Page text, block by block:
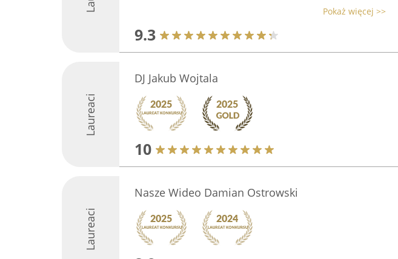
Pokaż więcej >>
9.3
Laureaci
DJ Jakub Wojtala
10
Laureaci
Nasze Wideo Damian Ostrowski